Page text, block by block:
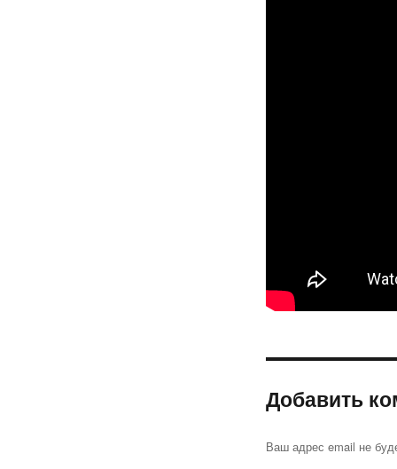
Добавить
Ваш адрес email не